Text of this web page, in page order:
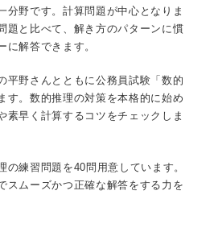
分野です。計算問題が中心となりま
題と比べて、解き方のパターンに慣
に解答できます。
平野さんとともに公務員試験「数的
す。数的推理の対策を本格的に始め
素早く計算するコツをチェックしま
の練習問題を40問用意しています。
スムーズかつ正確な解答をする力を